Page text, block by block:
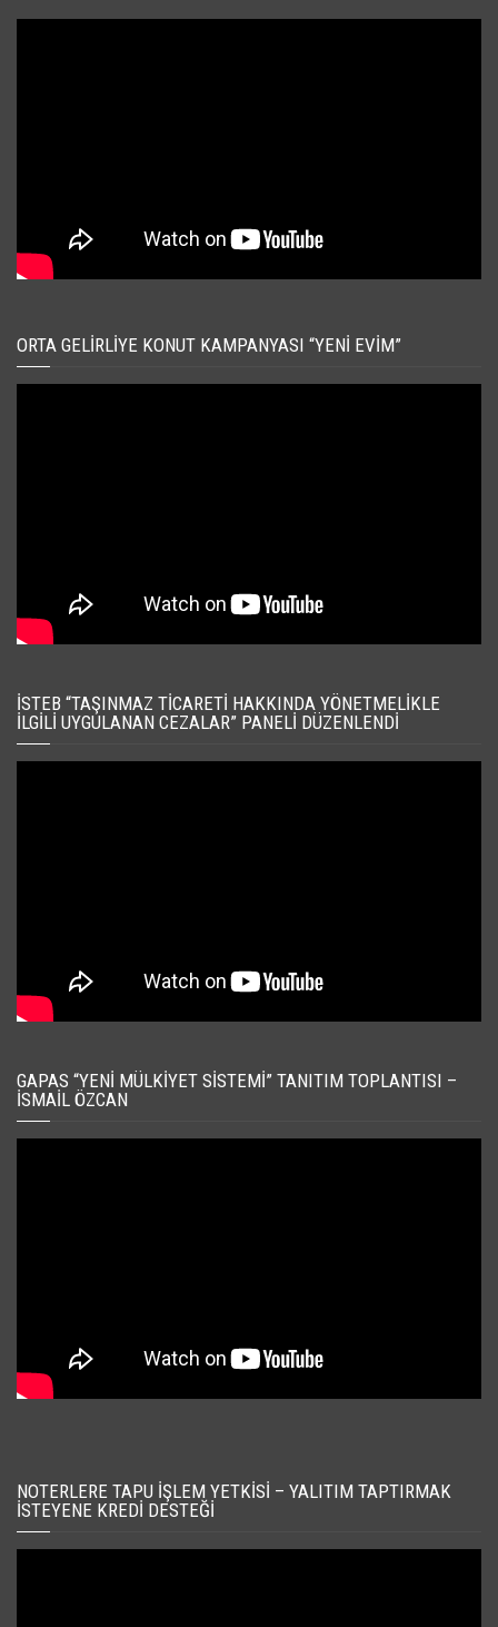
ORTA GELIRLIYE KONUT KAMPANYASI “YENI EVIM”
İSTEB “TAŞINMAZ TICARETI HAKKINDA YÖNETMELIKLE
İLGILI UYGULANAN CEZALAR” PANELI DÜZENLENDI
GAPAS “YENI MÜLKIYET SISTEMI” TANITIM TOPLANTISI –
İSMAIL ÖZCAN
NOTERLERE TAPU İŞLEM YETKISI – YALITIM TAPTIRMAK
İSTEYENE KREDI DESTEĞI